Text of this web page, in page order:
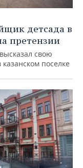
детсада в
претензии
свою
поселке